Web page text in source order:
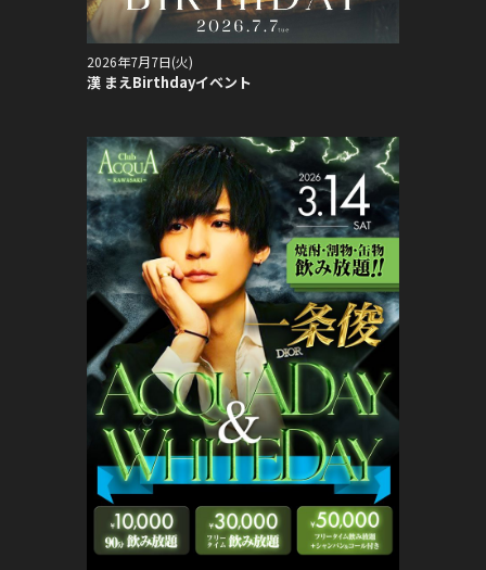
2026年7月7日(火)
漢 まえBirthdayイベント